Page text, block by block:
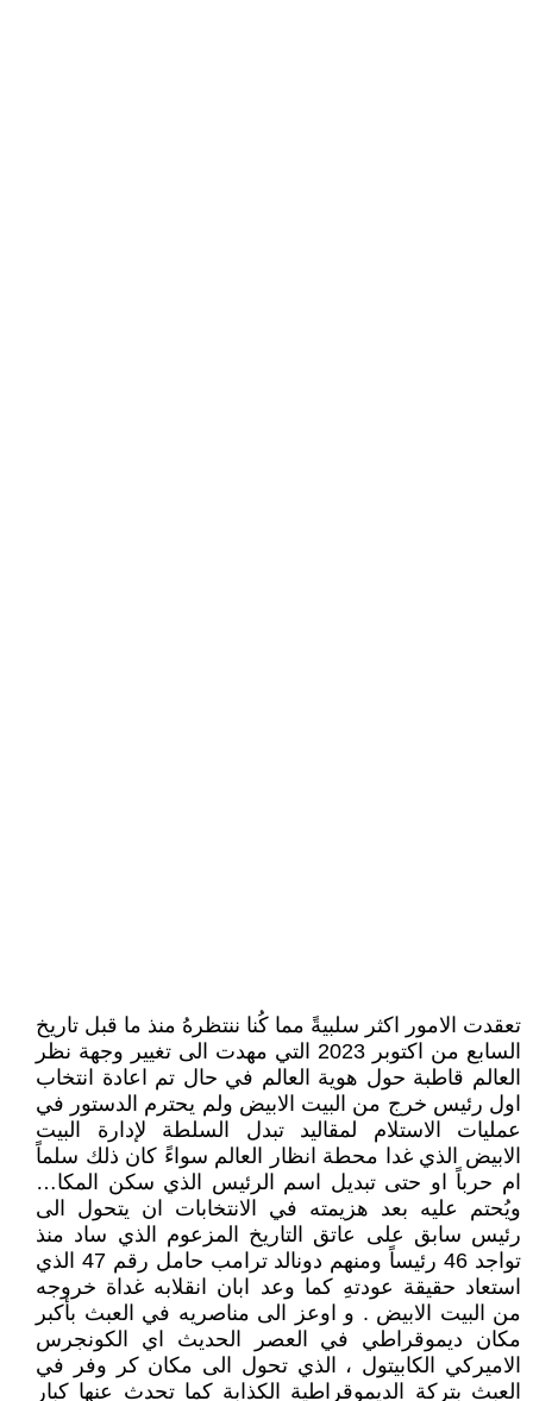
تعقدت الامور اكثر سلبيةً مما كُنا ننتظرهُ منذ ما قبل تاريخ
السابع من اكتوبر 2023 التي مهدت الى تغيير وجهة نظر
العالم قاطبة حول هوية العالم في حال تم اعادة انتخاب
اول رئيس خرج من البيت الابيض ولم يحترم الدستور في
عمليات الاستلام لمقاليد تبدل السلطة لإدارة البيت
الابيض الذي غدا محطة انظار العالم سواءً كان ذلك سلماً
ام حرباً او حتى تبديل اسم الرئيس الذي سكن المكا…
ويُحتم عليه بعد هزيمته في الانتخابات ان يتحول الى
رئيس سابق على عاتق التاريخ المزعوم الذي ساد منذ
تواجد 46 رئيساً ومنهم دونالد ترامب حامل رقم 47 الذي
استعاد حقيقة عودتهِ كما وعد ابان انقلابه غداة خروجه
من البيت الابيض . و اوعز الى مناصريه في العبث بأكبر
مكان ديموقراطي في العصر الحديث اي الكونجرس
الاميركي الكابيتول ، الذي تحول الى مكان كر وفر في
العبث بتركة الديموقراطية الكذابة كما تحدث عنها كبار